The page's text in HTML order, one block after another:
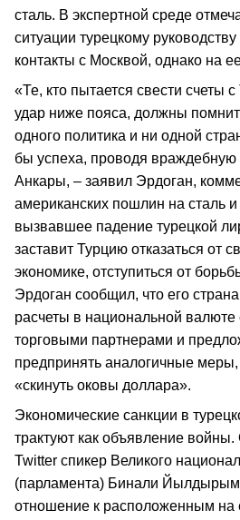
сталь. В экспертной среде
ситуации турецкому
контакты с Москвой, однако на
«Те, кто пытается свести счеты
удар ниже пояса, должны
одного политика и ни одной
бы успеха, проводя враждебную
Анкары, – заявил Эрдоган,
американских пошлин на сталь
вызвавшее падение турецкой
заставит Турцию отказаться от
экономике, отступиться от
Эрдоган сообщил, что его
расчеты в национальной
торговыми партнерами и
предпринять аналогичные меры,
«скинуть оковы доллара».
Экономические санкции в
трактуют как объявление
Twitter спикер Великого
(парламента) Бинали
отношение к расположенным на